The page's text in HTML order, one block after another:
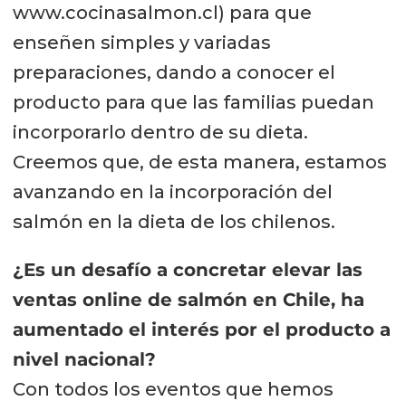
www.cocinasalmon.cl) para que
enseñen simples y variadas
preparaciones, dando a conocer el
producto para que las familias puedan
incorporarlo dentro de su dieta.
Creemos que, de esta manera, estamos
avanzando en la incorporación del
salmón en la dieta de los chilenos.
¿Es un desafío a concretar elevar las
ventas online de salmón en Chile, ha
aumentado el interés por el producto a
nivel nacional?
Con todos los eventos que hemos